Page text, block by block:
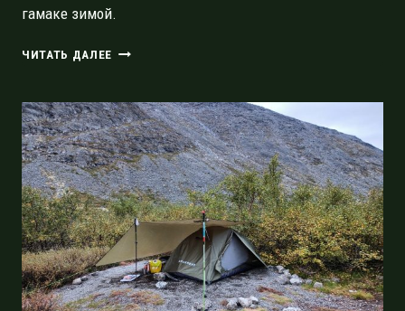
гамаке зимой.
ЧИТАТЬ ДАЛЕЕ ТУРИСТИЧЕСКИЙ
ОПЫТ
НОЧЁВКИ
НА
ЛЁГКОМ
МИНУСЕ